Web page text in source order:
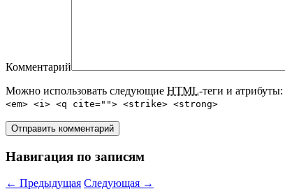
Комментарий
Можно использовать следующие HTML-теги и атрибуты:
<em> <i> <q cite=""> <strike> <strong>
Навигация по записям
← Предыдущая Следующая →